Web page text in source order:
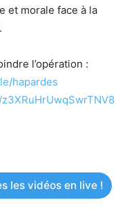
et morale face à la
l’opération :
hapardes
les vidéos en live !